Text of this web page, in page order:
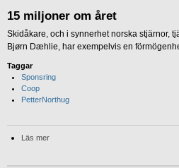
15 miljoner om året
Skidåkare, och i synnerhet norska stjärnor,
Bjørn Dæhlie, har exempelvis en
Taggar
Sponsring
Coop
PetterNorthug
Läs mer